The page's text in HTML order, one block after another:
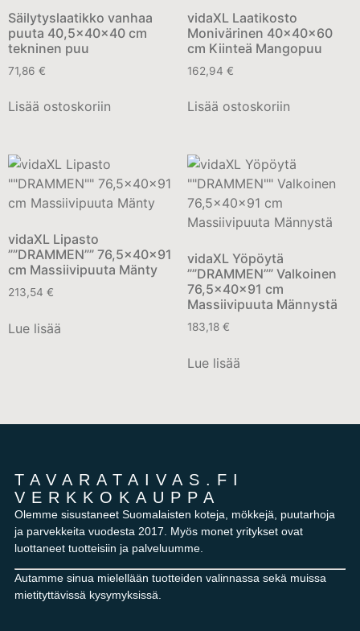
Säilytyslaatikko vanhaa
puuta 40,5x40x40 cm
tekninen puu
71,86 €
Lisää ostoskoriin
vidaXL Laatikosto
Monivärinen 40x40x60
cm Kiinteä Mangopuu
162,94 €
Lisää ostoskoriin
vidaXL Lipasto
””DRAMMEN”” 76,5x40x91
cm Massiivipuuta Mänty
213,54 €
Lue lisää
vidaXL Yöpöytä
””DRAMMEN”” Valkoinen
76,5x40x91 cm
Massiivipuuta Männystä
183,18 €
Lue lisää
TAVARATAIVAS.FI
VERKKOKAUPPA
Olemme sisustaneet Suomalaisten koteja, mökkejä, puutarhoja
ja parvekkeita vuodesta 2017. Myös monet yritykset ovat
luottaneet tuotteisiin ja palveluumme.
Autamme sinua mielellään tuotteiden valinnassa sekä muissa
mietityttävissä kysymyksissä.